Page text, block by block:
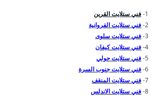
1- فني ستلايت القرين
2- فني ستلايت الفروانية
3- فني ستلايت سلوى
4- فني ستلايت كيفان
5- فني ستلايت حولي
6- فني ستلايت جنوب السرة
7- فني ستلايت المنقف
8- فني ستلايت الاندلس